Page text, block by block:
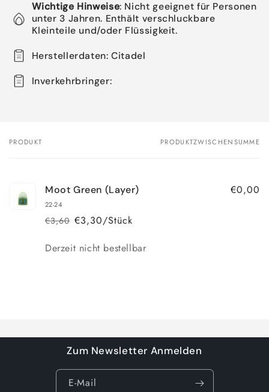
Wichtige Hinweise: Nicht geeignet für Personen
unter 3 Jahren. Enthält verschluckbare
Kleinteile und/oder Flüssigkeit.
Herstellerdaten: Citadel
Inverkehrbringer:
Dein
PRODUKT PRODUKTZWISCHENSUMME
Moot Green (Layer)
22-24
Normaler
€3,60
Verkaufspreis€3,30/Stück
€0,00
Anzahl
Derzeit nicht bestellbar
Zum Newsletter Anmelden
E-Mail